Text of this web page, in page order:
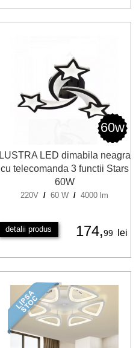
60w
LUSTRA LED dimabila neagra
cu telecomanda 3 functii Stars
60W
220V / 60 W / 4000 lm
detalii produs 174,99 lei